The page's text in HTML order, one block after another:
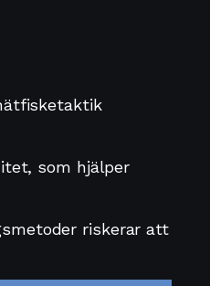
som hjälper
riskerar att